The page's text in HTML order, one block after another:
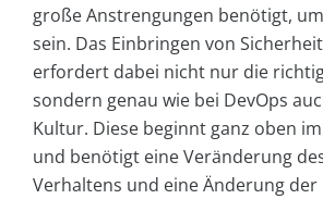
große Anstrengungen benötigt,
sein. Das Einbringen von
erfordert dabei nicht nur die
sondern genau wie bei DevOps
Kultur. Diese beginnt ganz oben
und benötigt eine Veränderung
Verhaltens und eine Änderung